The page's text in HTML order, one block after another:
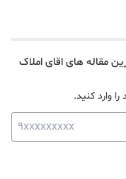
مقاله های اقای املاک
وارد کنید.